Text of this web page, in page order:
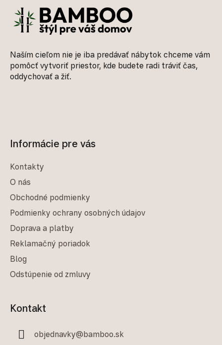
Naším cieľom nie je iba predávať nábytok chceme vám
pomôcť vytvoriť priestor, kde budete radi tráviť čas,
oddychovať a žiť.
Informácie pre vás
Kontakty
O nás
Obchodné podmienky
Podmienky ochrany osobných údajov
Doprava a platby
Reklamačný poriadok
Blog
Odstúpenie od zmluvy
Kontakt
objednavky@bamboo.sk